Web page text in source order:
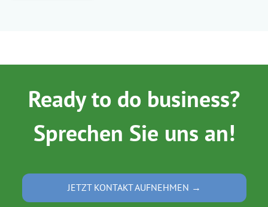
Ready to do business?
Sprechen Sie uns an!
JETZT KONTAKT AUFNEHMEN →